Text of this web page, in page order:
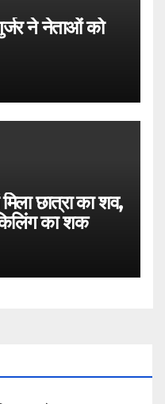
ने नेताओं को
छात्रा का शव,
का शक